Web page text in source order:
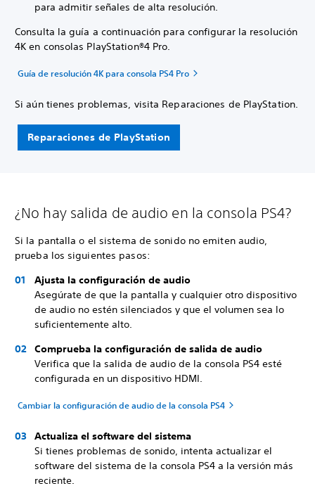
para admitir señales de alta resolución.
Consulta la guía a continuación para configurar la resolución
4K en consolas PlayStation®4 Pro.
Guía de resolución 4K para consola PS4 Pro
Si aún tienes problemas, visita Reparaciones de PlayStation.
Reparaciones de PlayStation
¿No hay salida de audio en la consola PS4?
Si la pantalla o el sistema de sonido no emiten audio,
prueba los siguientes pasos:
Ajusta la configuración de audio
Asegúrate de que la pantalla y cualquier otro dispositivo
de audio no estén silenciados y que el volumen sea lo
suficientemente alto.
Comprueba la configuración de salida de audio
Verifica que la salida de audio de la consola PS4 esté
configurada en un dispositivo HDMI.
Cambiar la configuración de audio de la consola PS4
Actualiza el software del sistema
Si tienes problemas de sonido, intenta actualizar el
software del sistema de la consola PS4 a la versión más
reciente.